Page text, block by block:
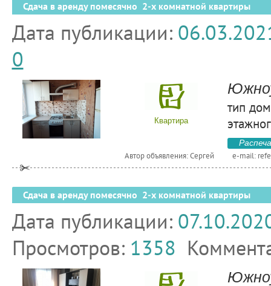
Сдача в аренду помесячно 2-х комнатной квартиры
Дата публикации:
0
Квартира
тип
Автор объявления: Сергей e-mail:
Сдача в аренду помесячно 2-х комнатной квартиры
Дата публикации:
Просмотров: 1358